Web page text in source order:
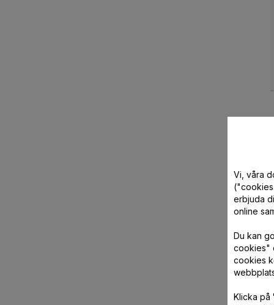
Vi, våra
erbjuda
online
Du kan
cookies"
cookies
Klicka på